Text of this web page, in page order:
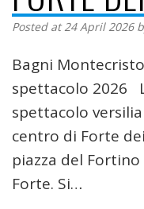
Posted at 24 April 2026
Bagni
spettacolo 2026
spettacolo
centro di Forte
piazza del
Forte. Si…